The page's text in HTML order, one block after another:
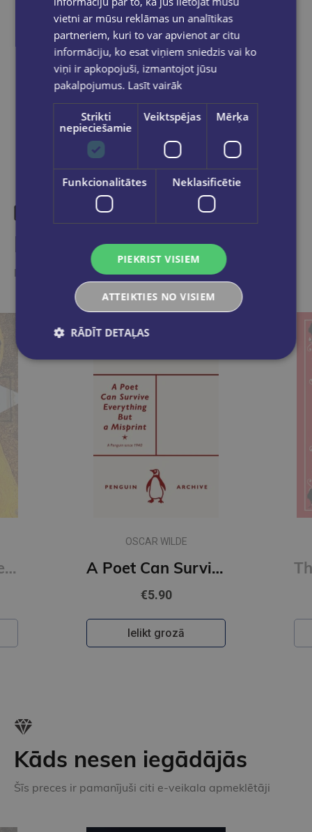
pasūtījums būs gatavs saņemšanai, saņemsi
e-pastu un/ vai SMS.
Dalies sociālajos tīklos:
Līdzīgas preces
Ieskaties, varbūt noder
A Poet Can Survive Everything But a Misprint (Penguin Archive)
EDGAR ALLAN POE
The Raven and Other Poems : Fully Annotated Edition (Alma Classics)
€8.90
Ielikt grozā
Kāds nesen iegādājās
Šīs preces ir pamanījuši citi e-veikala apmeklētāji
vietni ar mūsu reklāmas un analītikas
partneriem, kuri to var apvienot ar citu
informāciju, ko esat viņiem sniedzis vai ko
viņi ir apkopojuši, izmantojot jūsu
pakalpojumus. Lasīt vairāk
Strikti
nepieciešamie
Veiktspējas Mērķa
Funkcionalitātes Neklasificētie
PIEKRIST VISIEM
ATTEIKTIES NO VISIEM
RĀDĪT DETAĻAS